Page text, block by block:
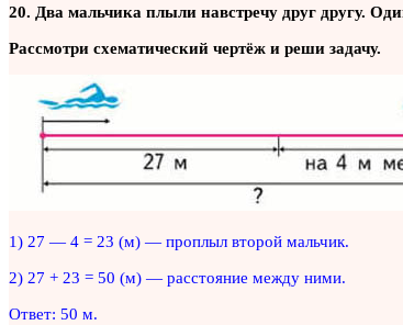
20. Два мальчика плыли навстречу друг другу.
Рассмотри схематический чертёж и реши задачу.
1) 27 — 4 = 23 (м) — проплыл второй мальчик.
2) 27 + 23 = 50 (м) — расстояние между ними.
Ответ: 50 м.